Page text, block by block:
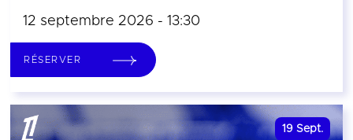
12 septembre 2026 - 13:30
RÉSERVER
19 Sept.